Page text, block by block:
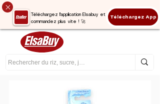
Téléchargez l'application Elsabuy et
commandez plus vite ! 🚀
Téléchargez App